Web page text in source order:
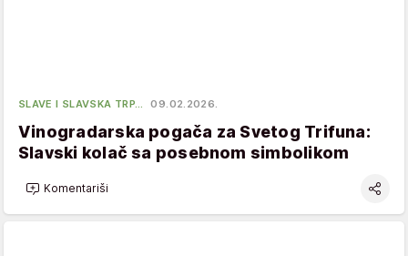
SLAVE I SLAVSKA TRP… 09.02.2026.
Vinogradarska pogača za Svetog Trifuna:
Slavski kolač sa posebnom simbolikom
Komentariši